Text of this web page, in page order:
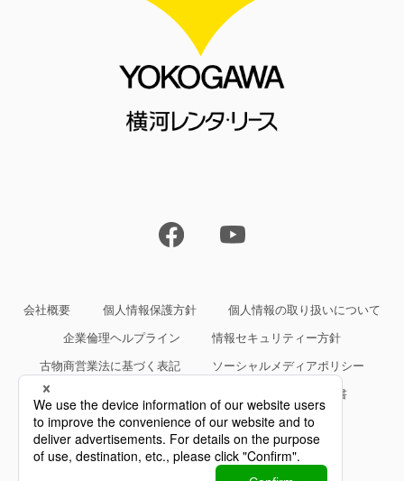
会社概要 個人情報保護方針 個人情報の取り扱いについて
企業倫理ヘルプライン 情報セキュリティー方針
古物商営業法に基づく表記 ソーシャルメディアポリシー
約款・規約等、サービス仕様書